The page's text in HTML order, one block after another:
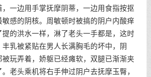
一边用手掌抚摩阴蒂，一边用食指按抠
感的阴核。周敏顿时被搞的阴户内酸痒
的洪水一样，淋了老头一手都是，这时
乳被紧贴在男人长满胸毛的坏中，阴
玩弄着，娇躯已经瘫软，双腿已渐渐夹
老头乘机将右手伸过阴户去抚摩玉臀，